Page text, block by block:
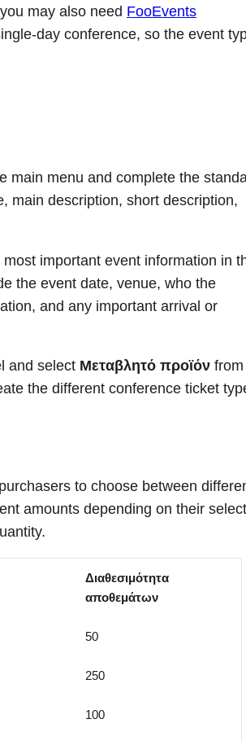
may also need FooEvents
day conference, so the event
main menu and complete the
main description, short description,
important event information in
the event date, venue, who the
and any important arrival or
and select Μεταβλητό προϊόν
the different conference ticket
to choose between
amounts depending on their
Διαθεσιμότητα
αποθεμάτων
50
250
100